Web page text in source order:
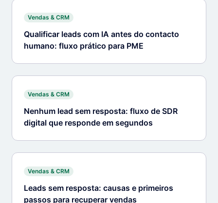
Vendas & CRM
Qualificar leads com IA antes do contacto
humano: fluxo prático para PME
Vendas & CRM
Nenhum lead sem resposta: fluxo de SDR
digital que responde em segundos
Vendas & CRM
Leads sem resposta: causas e primeiros
passos para recuperar vendas